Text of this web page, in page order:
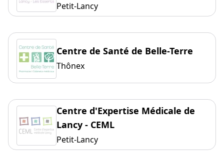
Petit-Lancy
Centre de Santé de Belle-Terre
Thônex
Centre d'Expertise Médicale de
Lancy - CEML
Petit-Lancy